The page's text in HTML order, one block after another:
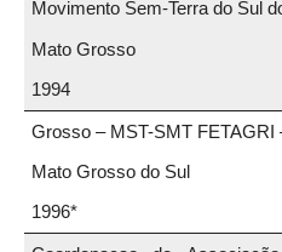
Movimento Sem-Terra do Sul
Mato Grosso
1994
Grosso – MST-SMT FETAGRI
Mato Grosso do Sul
1996*